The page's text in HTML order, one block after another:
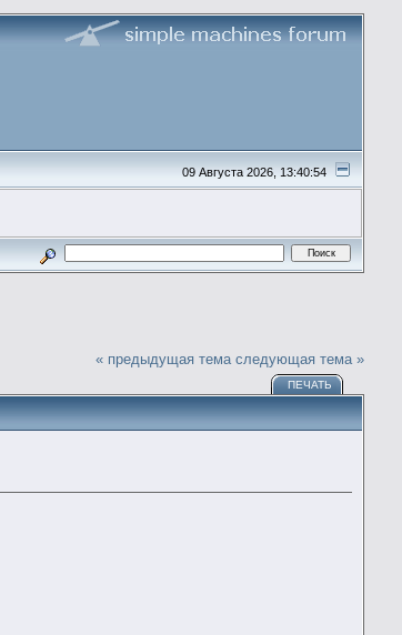
09 Августа 2026, 13:40:54
« предыдущая тема следующая тема »
ПЕЧАТЬ